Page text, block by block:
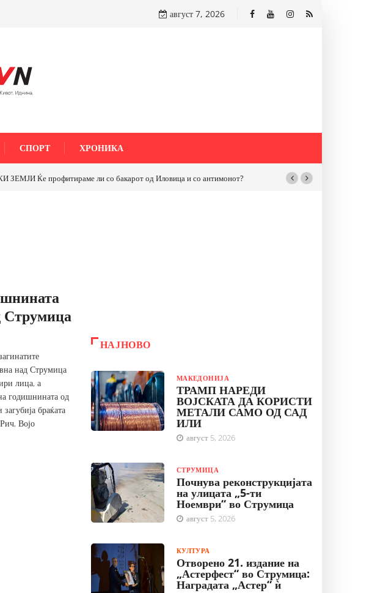
август 7, 2026
СПОРТ ХРОНИКА
Ќе профитираме ли со бакарот од Иловица и со антимонот?
Струмица
над Струмица
лица, а
годишнината од
браќата
Војо
НАЈНОВО
МАКЕДОНИЈА
ТРАМП НАРЕДИ
ВОЈСКАТА ДА КОРИСТИ
МЕТАЛИ САМО ОД САД
ИЛИ
август 5, 2026
СТРУМИЦА
Почнува реконструкцијата
на улицата „5-ти
Ноември“ во Струмица
август 5, 2026
КУЛТУРА
Отворено 21. издание на
„Астерфест“ во Струмица:
Наградата „Астер“ ѝ